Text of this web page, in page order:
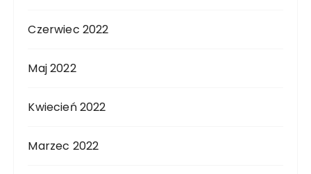
Czerwiec 2022
Maj 2022
Kwiecień 2022
Marzec 2022